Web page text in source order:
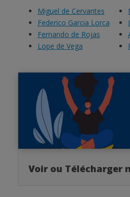
Miguel de Cervantes
Federico Garcia Lorca
Fernando de Rojas
Lope de Vega
Voir ou Télécharger